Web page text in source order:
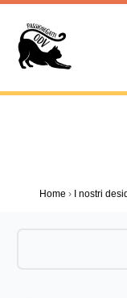
Salta
contenuto
Home › I nostri